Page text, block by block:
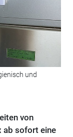
und
von
ab sofort eine